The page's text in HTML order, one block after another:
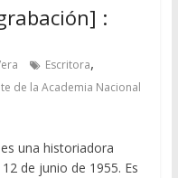
:
Escritora,
de la Academia Nacional
una historiadora
de junio de 1955. Es